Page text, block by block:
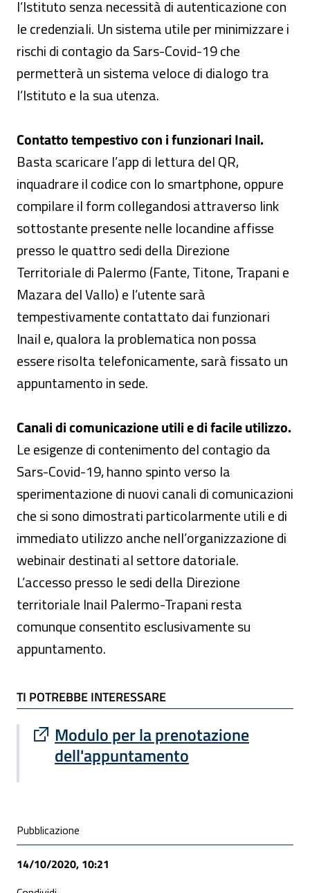
l’Istituto senza necessità di autenticazione con
le credenziali. Un sistema utile per minimizzare i
rischi di contagio da Sars-Covid-19 che
permetterà un sistema veloce di dialogo tra
l’Istituto e la sua utenza.
Contatto tempestivo con i funzionari Inail.
Basta scaricare l’app di lettura del QR,
inquadrare il codice con lo smartphone, oppure
compilare il form collegandosi attraverso link
sottostante presente nelle locandine affisse
presso le quattro sedi della Direzione
Territoriale di Palermo (Fante, Titone, Trapani e
Mazara del Vallo) e l’utente sarà
tempestivamente contattato dai funzionari
Inail e, qualora la problematica non possa
essere risolta telefonicamente, sarà fissato un
appuntamento in sede.
Canali di comunicazione utili e di facile utilizzo.
Le esigenze di contenimento del contagio da
Sars-Covid-19, hanno spinto verso la
sperimentazione di nuovi canali di comunicazioni
che si sono dimostrati particolarmente utili e di
immediato utilizzo anche nell’organizzazione di
webinair destinati al settore datoriale.
L’accesso presso le sedi della Direzione
territoriale Inail Palermo-Trapani resta
comunque consentito esclusivamente su
appuntamento.
TI POTREBBE INTERESSARE
TI POTREBBE INTERESSARE
Modulo per la prenotazione
dell'appuntamento
Sito esterno : apre una nuova finestra
Condivisione social
Pubblicazione
14/10/2020, 10:21